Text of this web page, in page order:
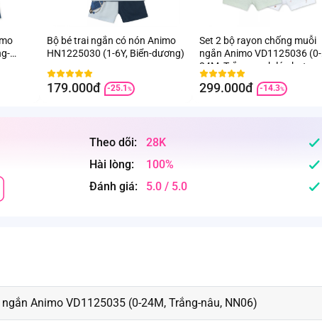
Bộ bé trai ngắn có nón Animo
HN1225030 (1-6Y, Biển-dương)
179.000đ -25.1 %
Set 2 bộ rayon chống muỗi
ngắn Animo VD1125036 (0-
24M, Trắng-xanh lá nhạt,
NN06)
299.000đ -14.3%
Theo dõi:
28K
Hài lòng:
100%
Đánh giá:
5.0 / 5.0
Animo VD1125035 (0-24M, Trắng-nâu, NN06)